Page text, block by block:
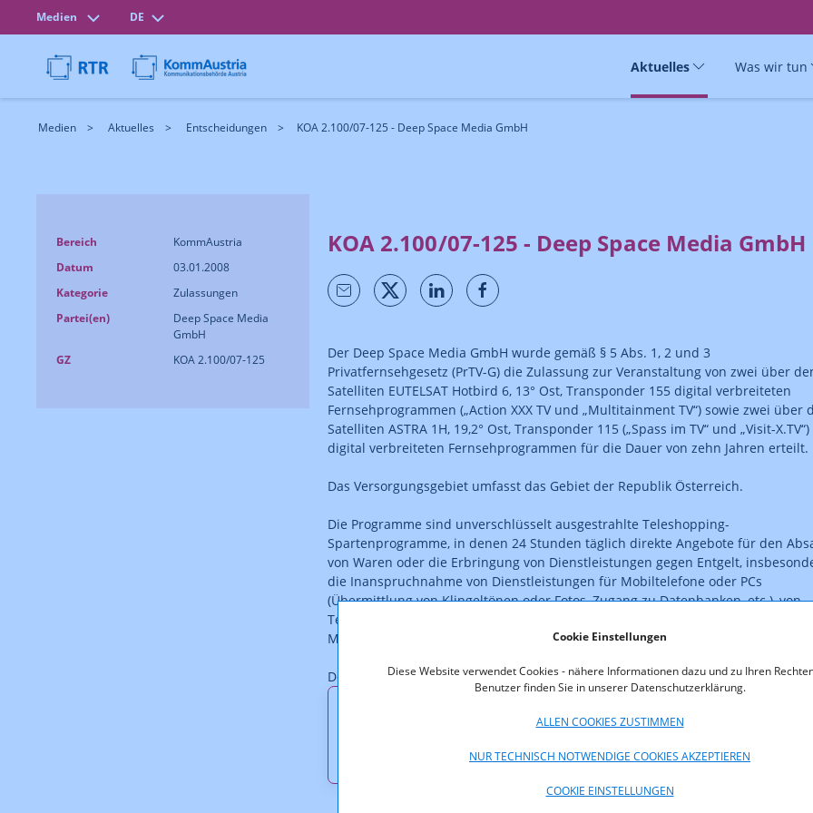
Cookie Einstellungen
Diese Website verwendet Cookies - nähere Informationen dazu und zu Ihren
Benutzer finden Sie in unserer Datenschutzerklärung.
ALLEN COOKIES ZUSTIMMEN
NUR TECHNISCH NOTWENDIGE COOKIES AKZEPTIEREN
COOKIE EINSTELLUNGEN
Medien DE
Aktuelles Was wir tun
Medien Aktuelles Entscheidungen KOA 2.100/07-125 - Deep Space Media GmbH
Bereich
KommAustria
Datum
03.01.2008
Kategorie
Zulassungen
Partei(en)
Deep Space Media
GmbH
GZ
KOA 2.100/07-125
KOA 2.100/07-125 - Deep Space Media GmbH
Der Deep Space Media GmbH wurde gemäß § 5 Abs. 1, 2 und 3
Privatfernsehgesetz (PrTV-G) die Zulassung zur Veranstaltung von zwei über
Satelliten EUTELSAT Hotbird 6, 13° Ost, Transponder 155 digital verbreiteten
Fernsehprogrammen („Action XXX TV und „Multitainment TV“) sowie zwei über
Satelliten ASTRA 1H, 19,2° Ost, Transponder 115 („Spass im TV“ und „Visit-X.TV“)
digital verbreiteten Fernsehprogrammen für die Dauer von zehn Jahren erteilt.
Das Versorgungsgebiet umfasst das Gebiet der Republik Österreich.
Die Programme sind unverschlüsselt ausgestrahlte Teleshopping-
Spartenprogramme, in denen 24 Stunden täglich direkte Angebote für den
von Waren oder die Erbringung von Dienstleistungen gegen Entgelt,
die Inanspruchnahme von Dienstleistungen für Mobiltelefone oder PCs
(Übermittlung von Klingeltönen oder Fotos, Zugang zu Datenbanken, etc.), von
Teledating- oder Chat-Diensten sowie von sonstigen Anruf- und SMS-
Mehrwertdiensten, beworben werden.
Der Bescheid ist rechtskräftig.
KOA_2100-07-125_Deep_Space_Media.pdf (pdf, 26,3 KB)